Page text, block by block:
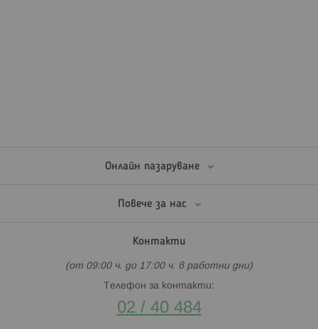
Онлайн пазаруване
Повече за нас
Контакти
(от 09:00 ч. до 17:00 ч. в работни дни)
Телефон за контакти:
02 / 40 484